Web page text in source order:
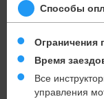
Способы
Ограничения
Время
Все
управления